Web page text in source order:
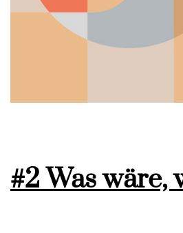
#2 Was